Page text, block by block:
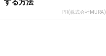
する方法
PR(株式会社MURA)